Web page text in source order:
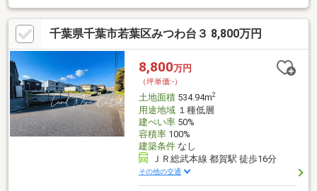
6.0mの公道・接道間口は約12.1mの広さ・建築条件付宅地販売で
はありません・周囲に既に建物があり、採光等を考慮したプラン
ニングが可能・現況古家有・都市ガス対応▼周辺環境・千葉市立
都賀の台小学校 徒歩2分(約130m)・都賀の台3丁目公園 徒歩5分(約
340m)■ ご希望の住まい探しをお手伝いします ━━━━━・・・
物件の詳細・ご相談はお気軽にお問い合わせください。
千葉県千葉市若葉区みつわ台３ 8,800万円
8,800万円
（坪単価:-）
土地面積534.94m2
用途地域１種低層
建ぺい率50%
容積率100%
建築条件なし
ＪＲ総武本線 都賀駅 徒歩16分
その他の交通